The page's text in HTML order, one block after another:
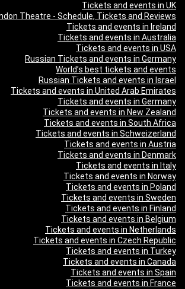
Tickets and events in UK
Theatre - Schedule, Tickets and Reviews
Tickets and events in Ireland
Tickets and events in Australia
Tickets and events in USA
Russian Tickets and events in Germany
World’s best tickets and events
Russian Tickets and events in Israel
Tickets and events in United Arab Emirates
Tickets and events in Germany
Tickets and events in New Zealand
Tickets and events in South Africa
Tickets and events in Schweizerland
Tickets and events in Austria
Tickets and events in Denmark
Tickets and events in Italy
Tickets and events in Norway
Tickets and events in Poland
Tickets and events in Sweden
Tickets and events in Finland
Tickets and events in Belgium
Tickets and events in Netherlands
Tickets and events in Czech Republic
Tickets and events in Turkey
Tickets and events in Canada
Tickets and events in Spain
Tickets and events in France